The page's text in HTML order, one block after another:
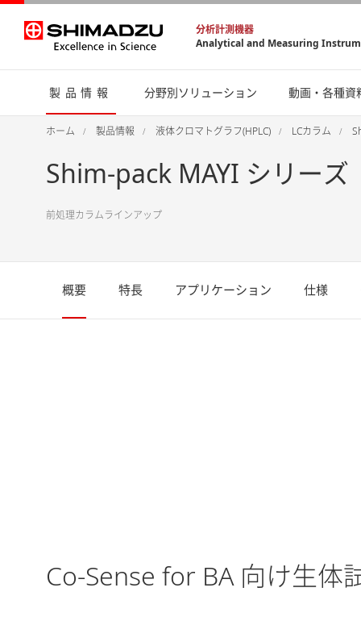
分析計測機器
Analytical and Measuring
製品情報 分野別ソリューション 動画・各種資
ホーム 製品情報 液体クロマトグラフ(HPLC) LCカラム
Shim-pack MAYI シリーズ
前処理カラムラインアップ
概要 特長 アプリケーション 仕様
Co-Sense for BA 向け生体